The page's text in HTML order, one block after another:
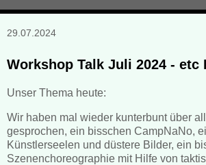
29.07.2024
Workshop Talk Juli 2024 - etc
Unser Thema heute:
Wir haben mal wieder kunterbunt über
gesprochen, ein bisschen CampNaNo,
Künstlerseelen und düstere Bilder, ein
Szenenchoreographie mit Hilfe von